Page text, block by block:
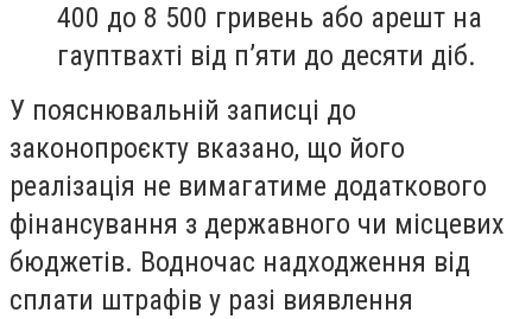
400 до 8 500 гривень або арешт на
гауптвахті від п’яти до десяти діб.
У пояснювальній записці до
законопроєкту вказано, що його
реалізація не вимагатиме додаткового
фінансування з державного чи місцевих
бюджетів. Водночас надходження від
сплати штрафів у разі виявлення